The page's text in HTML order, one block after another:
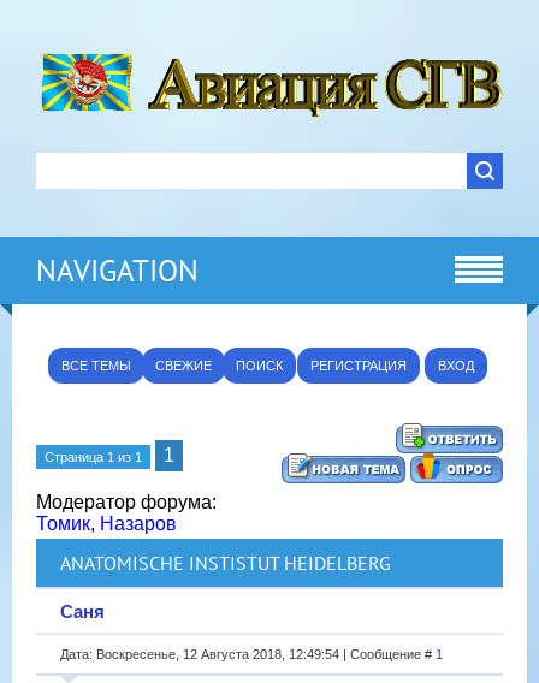
NAVIGATION
ВСЕ ТЕМЫ СВЕЖИЕ ПОИСК РЕГИСТРАЦИЯ ВХОД
Страница 1 из 1 1
Модератор форума:
Томик, Назаров
ANATOMISCHE INSTISTUT HEIDELBERG
Саня
Дата: Воскресенье, 12 Августа 2018, 12:49:54 | Сообщение # 1